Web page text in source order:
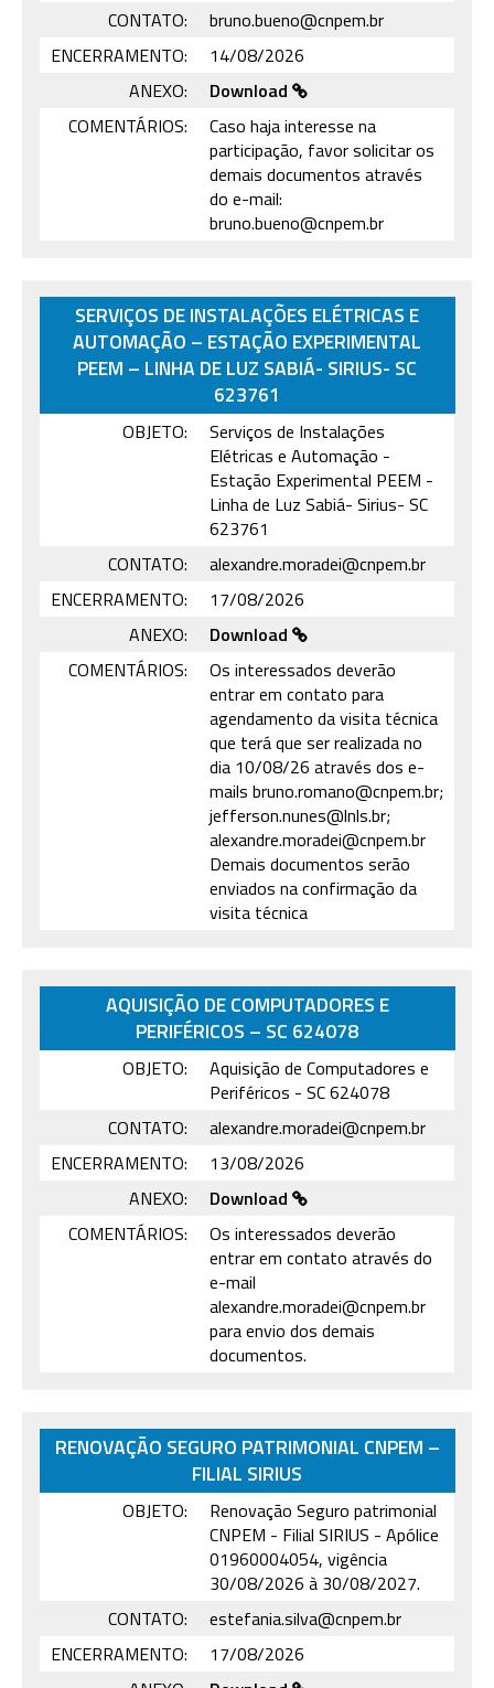
CONTATO:
bruno.bueno@cnpem.br
ENCERRAMENTO:
14/08/2026
ANEXO:
Download
COMENTÁRIOS:
Caso haja interesse na
participação, favor solicitar os
demais documentos através
do e-mail:
bruno.bueno@cnpem.br
SERVIÇOS DE INSTALAÇÕES ELÉTRICAS E
AUTOMAÇÃO – ESTAÇÃO EXPERIMENTAL
PEEM – LINHA DE LUZ SABIÁ- SIRIUS- SC
623761
OBJETO:
Serviços de Instalações
Elétricas e Automação -
Estação Experimental PEEM -
Linha de Luz Sabiá- Sirius- SC
623761
CONTATO:
alexandre.moradei@cnpem.br
ENCERRAMENTO:
17/08/2026
ANEXO:
Download
COMENTÁRIOS:
Os interessados deverão
entrar em contato para
agendamento da visita técnica
que terá que ser realizada no
dia 10/08/26 através dos e-
mails bruno.romano@cnpem.br;
jefferson.nunes@lnls.br;
alexandre.moradei@cnpem.br
Demais documentos serão
enviados na confirmação da
visita técnica
AQUISIÇÃO DE COMPUTADORES E
PERIFÉRICOS – SC 624078
OBJETO:
Aquisição de Computadores e
Periféricos - SC 624078
CONTATO:
alexandre.moradei@cnpem.br
ENCERRAMENTO:
13/08/2026
ANEXO:
Download
COMENTÁRIOS:
Os interessados deverão
entrar em contato através do
e-mail
alexandre.moradei@cnpem.br
para envio dos demais
documentos.
RENOVAÇÃO SEGURO PATRIMONIAL CNPEM –
FILIAL SIRIUS
OBJETO:
Renovação Seguro patrimonial
CNPEM - Filial SIRIUS - Apólice
01960004054, vigência
30/08/2026 à 30/08/2027.
CONTATO:
estefania.silva@cnpem.br
ENCERRAMENTO:
17/08/2026